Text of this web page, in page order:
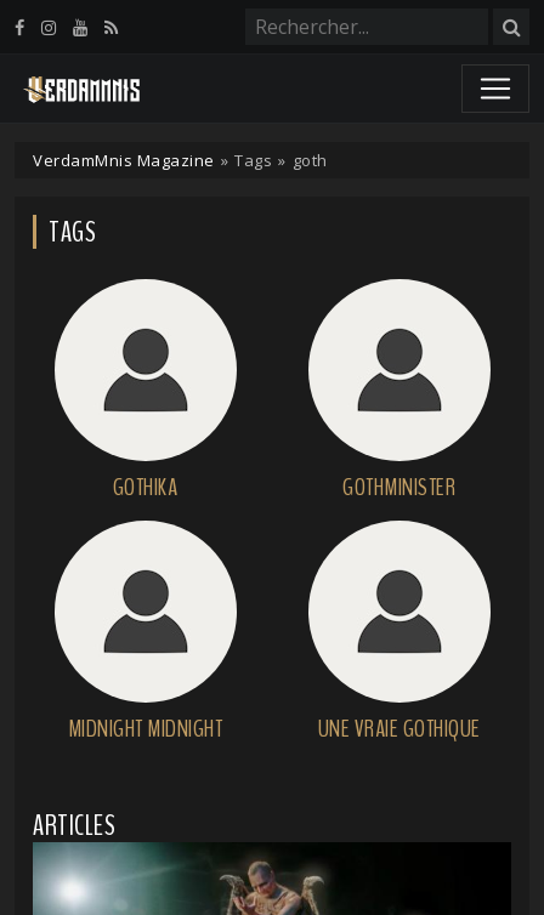
VerdamMnis Magazine » Tags » goth
TAGS
GOTHIKA GOTHMINISTER
MIDNIGHT MIDNIGHT UNE VRAIE GOTHIQUE
ARTICLES
Panneau de gestion des cookies